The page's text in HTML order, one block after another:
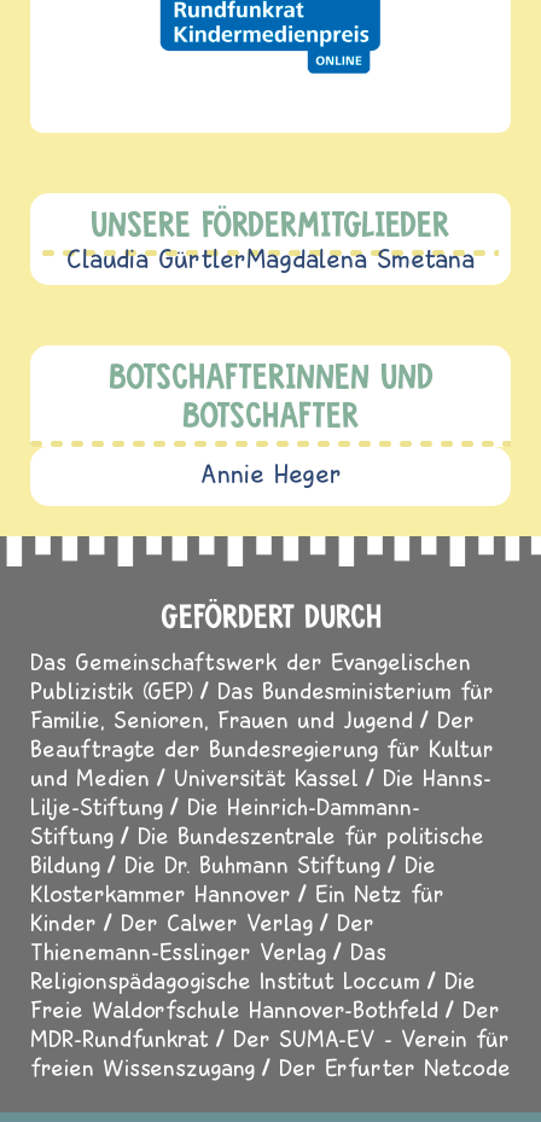
UNSERE FÖRDERMITGLIEDER
Claudia GürtlerMagdalena Smetana
BOTSCHAFTERINNEN UND
BOTSCHAFTER
Annie Heger
GEFÖRDERT DURCH
Das Gemeinschaftswerk der Evangelischen
Publizistik (GEP)
Das Bundesministerium für
Familie, Senioren, Frauen und Jugend
Der
Beauftragte der Bundesregierung für Kultur
und Medien
Universität Kassel
Die Hanns-
Lilje-Stiftung
Die Heinrich-Dammann-
Stiftung
Die Bundeszentrale für politische
Bildung
Die Dr. Buhmann Stiftung
Die
Klosterkammer Hannover
Ein Netz für
Kinder
Der Calwer Verlag
Der
Thienemann-Esslinger Verlag
Das
Religionspädagogische Institut Loccum
Die
Freie Waldorfschule Hannover-Bothfeld
Der
MDR-Rundfunkrat
Der SUMA-EV - Verein für
freien Wissenszugang
Der Erfurter Netcode